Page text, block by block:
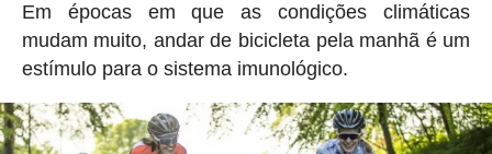
Em épocas em que as condições climáticas
mudam muito, andar de bicicleta pela manhã é um
estímulo para o sistema imunológico.